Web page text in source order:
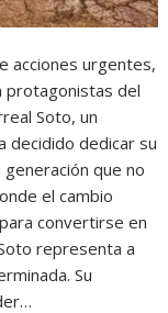
acciones urgentes,
protagonistas del
Soto, un
decidido dedicar su
que no
el cambio
convertirse en
representa a
Su